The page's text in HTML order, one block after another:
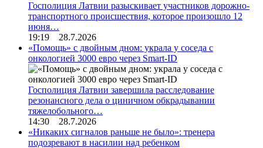
Госполиция Латвии разыскивает участников дорожно-
транспортного происшествия, которое произошло 12
июня…
19:19 28.7.2026
«Помощь» с двойным дном: украла у соседа с
онкологией 3000 евро через Smart-ID
Госполиция Латвии завершила расследование
резонансного дела о циничном обкрадывании
тяжелобольного…
14:30 28.7.2026
«Никаких сигналов раньше не было»: тренера
подозревают в насилии над ребенком